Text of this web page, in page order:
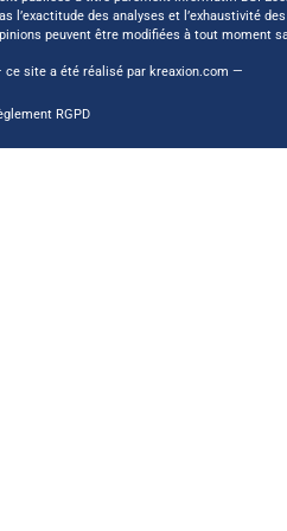
l’exactitude des analyses et l’exhaustivité
peuvent être modifiées à tout moment
ce site a été réalisé par kreaxion.com —
RGPD